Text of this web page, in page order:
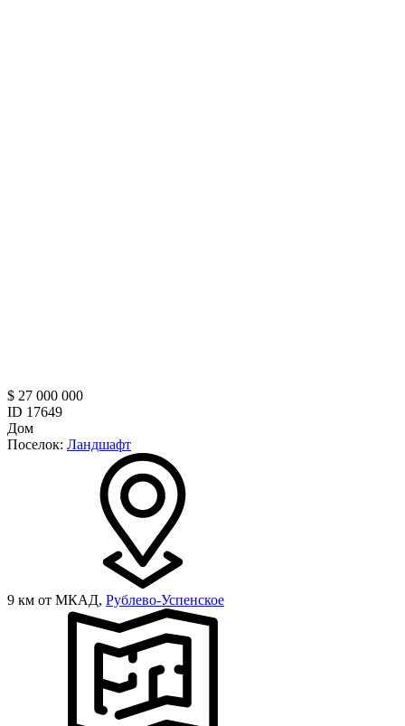
$ 27 000 000
ID 17649
Дом
Поселок: Ландшафт
9 км от МКАД, Рублево-Успенское